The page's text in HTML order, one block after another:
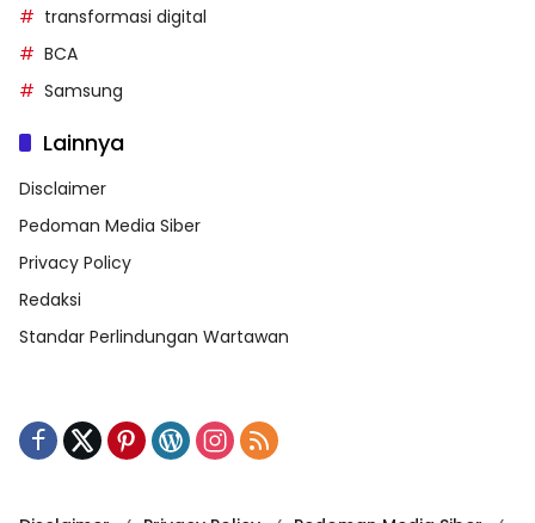
transformasi digital
BCA
Samsung
Lainnya
Disclaimer
Pedoman Media Siber
Privacy Policy
Redaksi
Standar Perlindungan Wartawan